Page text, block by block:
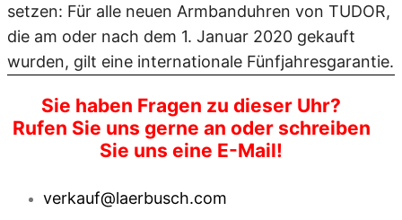
setzen: Für alle neuen Armbanduhren von TUDOR,
die am oder nach dem 1. Januar 2020 gekauft
wurden, gilt eine internationale Fünfjahresgarantie.
Sie haben Fragen zu dieser Uhr?
Rufen Sie uns gerne an oder schreiben
Sie uns eine E-Mail!
verkauf@laerbusch.com